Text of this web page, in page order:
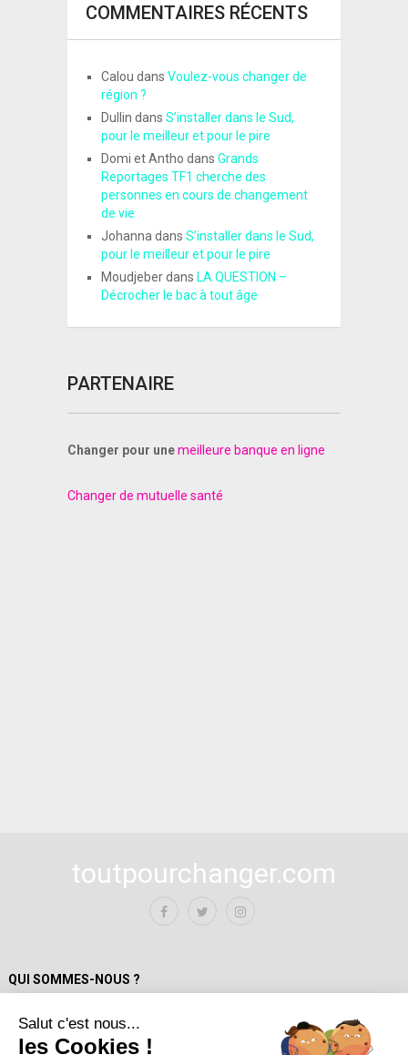
COMMENTAIRES RÉCENTS
Calou dans Voulez-vous changer de
région ?
Dullin dans S’installer dans le Sud,
pour le meilleur et pour le pire
Domi et Antho dans Grands
Reportages TF1 cherche des
personnes en cours de changement
de vie
Johanna dans S’installer dans le Sud,
pour le meilleur et pour le pire
Moudjeberdans LA QUESTION –
Décrocher le bac à tout âge
PARTENAIRE
Changer pour unemeilleure banque en ligne
Changer de mutuelle santé
toutpourchanger.com
QUI SOMMES-NOUS ?
Mentions Légales
Salut c'est nous...
les Cookies !